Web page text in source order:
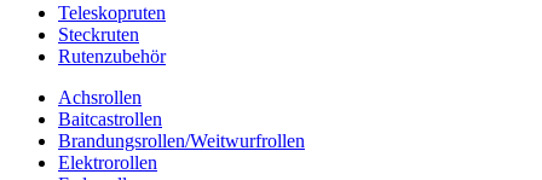
Teleskopruten
Steckruten
Rutenzubehör
Achsrollen
Baitcastrollen
Brandungsrollen/Weitwurfrollen
Elektrorollen